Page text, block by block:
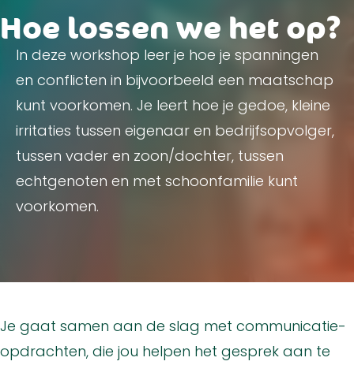
Hoe lossen we het op?
In deze workshop leer je hoe je spanningen
en conflicten in bijvoorbeeld een maatschap
kunt voorkomen. Je leert hoe je gedoe, kleine
irritaties tussen eigenaar en bedrijfsopvolger,
tussen vader en zoon/dochter, tussen
echtgenoten en met schoonfamilie kunt
voorkomen.
Je gaat samen aan de slag met communicatie-
opdrachten, die jou helpen het gesprek aan te